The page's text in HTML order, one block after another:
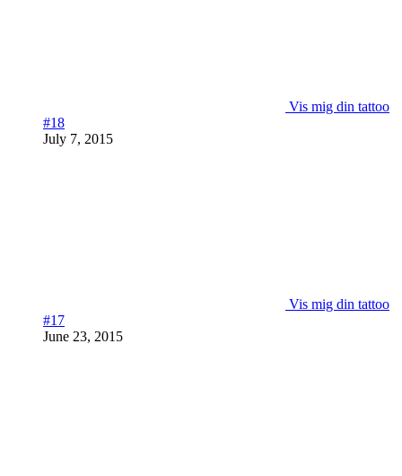
Vis mig din tattoo
#18
July 7, 2015
Vis mig din tattoo
#17
June 23, 2015